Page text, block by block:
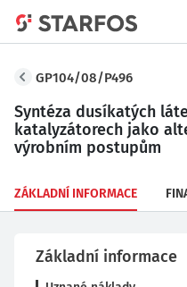
GP104/08/P496
Syntéza dusíkatých
katalyzátorech jako
výrobním postupům
ZÁKLADNÍ INFORMACE
Základní informace